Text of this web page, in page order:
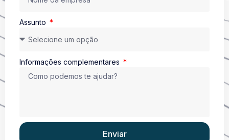
Assunto
Informações complementares
Enviar